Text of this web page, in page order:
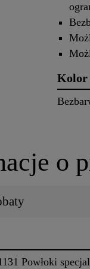
Kolor
o
Powłoki